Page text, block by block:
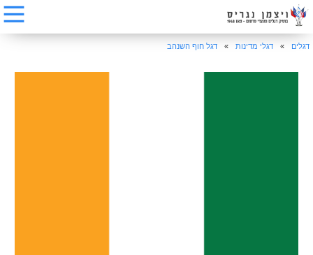
דגלים » דגלי מדינות » דגל חוף השנהב